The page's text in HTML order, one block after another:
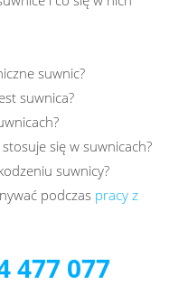
suwnic?
suwnica?
się w suwnicach?
suwnicy?
podczas pracy z
477 077